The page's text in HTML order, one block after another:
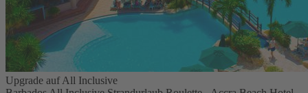
Upgrade auf All Inclusive